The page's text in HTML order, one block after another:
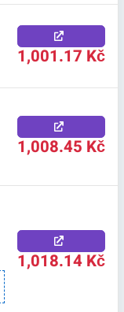
1,001.17 Kč
1,008.45 Kč
1,018.14 Kč